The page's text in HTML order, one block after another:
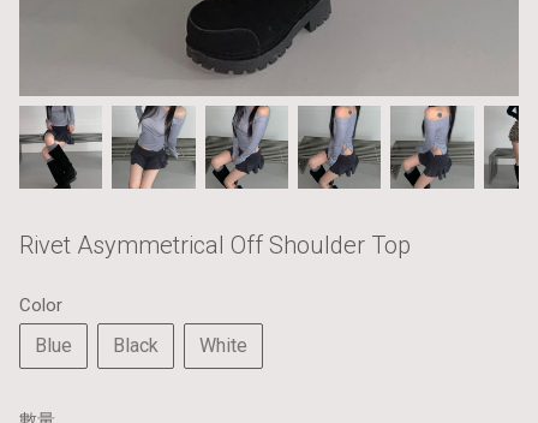
Rivet Asymmetrical Off Shoulder Top
Color
Blue Black White